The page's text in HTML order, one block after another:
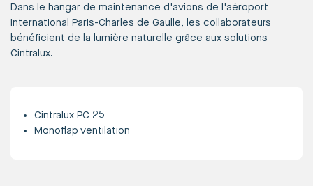
Dans le hangar de maintenance d'avions de l'aéroport
international Paris-Charles de Gaulle, les collaborateurs
bénéficient de la lumière naturelle grâce aux solutions
Cintralux.
Cintralux PC 25
Monoflap ventilation